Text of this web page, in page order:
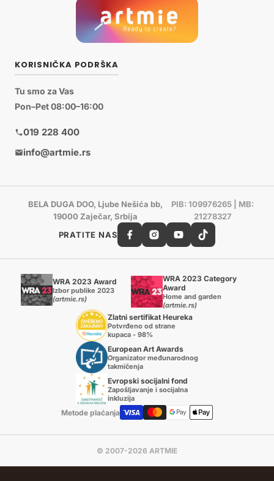
KORISNIČKA PODRŠKA
Tu smo za Vas
Pon–Pet 08:00–16:00
019 228 400
info@artmie.rs
BELA DUGA DOO, Ljube Nešića bb,
19000 Zaječar, Srbija
PIB: 109976265 | MB:
21278327
PRATITE NAS
WRA 2023 Award
Izbor publike 2023
(artmie.rs)
WRA 2023 Category
Award
Home and garden
(artmie.rs)
Zlatni sertifikat Heureka
Potvrđeno od strane
kupaca - 98%
European Art Awards
Organizator međunarodnog
takmičenja
Evropski socijalni fond
Zapošljavanje i socijalna
inkluzija
Metode plaćanja
© 2007-2026 ARTMIE